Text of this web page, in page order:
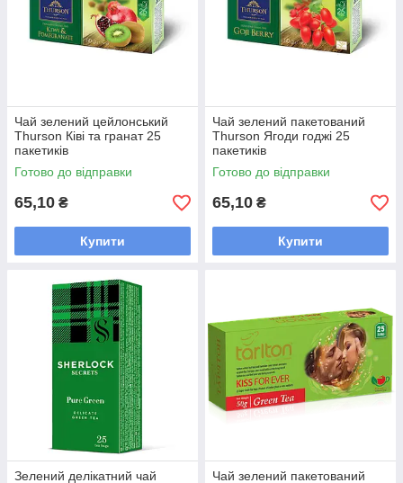
Чай зелений цейлонський
Thurson Ківі та гранат 25
пакетиків
Готово до відправки
65,10 ₴
Купити
Чай зелений пакетований
Thurson Ягоди годжі 25
пакетиків
Готово до відправки
65,10 ₴
Купити
Зелений делікатний чай Чай зелений пакетований